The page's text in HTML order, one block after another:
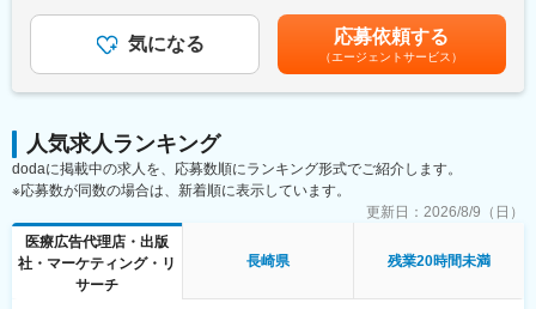
海外の様々な医療機器・美容機器等を紹介していました。
◎2011年に医療コンサルティング会社と合併し、2012年10月よ
り医療に特化したコンサルティングを主軸とした事業を展開して
をしっかりサポートいるため、既存店舗のサポートだけでなく新
規開院も計画しています。今後は既存のクリニック以外に対して
も積極的にコンサルティング事業を展開する予定です。
・市場・競合・ユーザー分析
・新サービス、新機能の企画、要件定義、仕様策定
・KPIの設定と進捗管理、データに基づいた改善策の立案と実行
・ロードマップの作成と管理
・部門間（経営層、営業、マーケティング等）の調整
※ご本人の意向および試用期間中の業務状況などを踏まえて適材適
所を判断していきます。
※少数精鋭で実力主義、かつ積極性・協力性・スピードを重んじる
組織です。
早期にチームリードをお任せするケースもあります。
残業手当＞有＜給与補足＞固定手当として、在宅勤務手当(月1万
円)がございます。賃金はあくまでも目安の金額であり、選考を通
じて上下する可能性があります。月給(月額)は固定手当を含めた表
記です。
気になる 応募依頼する
（エージェントサービス）
人気求人ランキング
dodaに掲載中の求人を、応募数順にランキング形式でご紹介します。
※応募数が同数の場合は、新着順に表示しています。
更新日： 2026/8/9（日）
医療広告代理店・出版
社・マーケティング・リ
サーチ
長崎県 残業20時間未満